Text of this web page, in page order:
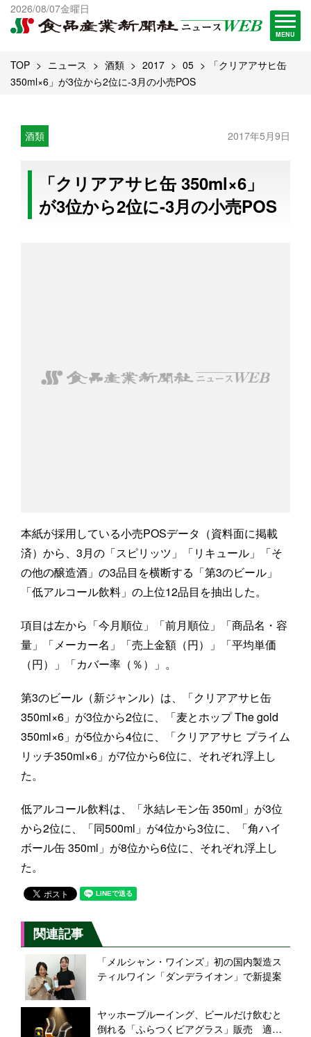
2026/08/07金曜日
MENU
出版物一覧へ
試読・購読申し込み
TOP ニュース 酒類 2017 05
「クリアアサヒ缶
350ml×6」が3位から2位に-3月の小売POS
酒類 2017年5月9日
「クリアアサヒ缶 350ml×6」
が3位から2位に-3月の小売POS
本紙が採用している小売POSデータ（資料面に掲載
済）から、3月の「スピリッツ」「リキュール」「そ
の他の醸造酒」の3品目を横断する「第3のビール」
「低アルコール飲料」の上位12品目を抽出した。
項目は左から「今月順位」「前月順位」「商品名・容
量」「メーカー名」「売上金額（円）」「平均単価
（円）」「カバー率（％）」。
第3のビール（新ジャンル）は、「クリアアサヒ缶
350ml×6」が3位から2位に、「麦とホップ The gold
350ml×6」が5位から4位に、「クリアアサヒ プライム
リッチ350ml×6」が7位から6位に、それぞれ浮上し
た。
低アルコール飲料は、「氷結レモン缶 350ml」が3位
から2位に、「同500ml」が4位から3位に、「角ハイ
ボール缶 350ml」が8位から6位に、それぞれ浮上し
た。
関連記事
「メルシャン・ワインズ」初の国内製造ス
ティルワイン「ダンデライオン」で新提案
ヤッホーブルーイング、ビールだけ飲むと
倒れる「ふらつくビアグラス」販売 適正